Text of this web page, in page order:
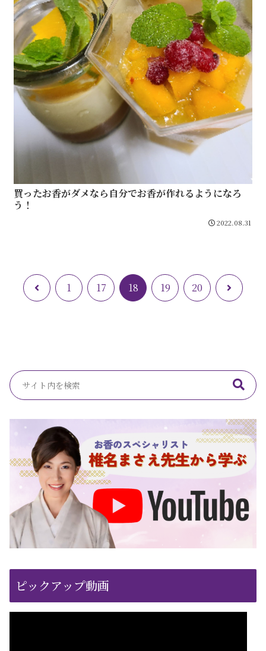
買ったお香がダメなら自分でお香が作れるようになろ
う！
2022.08.31
前
1 17 18 19 20
次
ピックアップ動画